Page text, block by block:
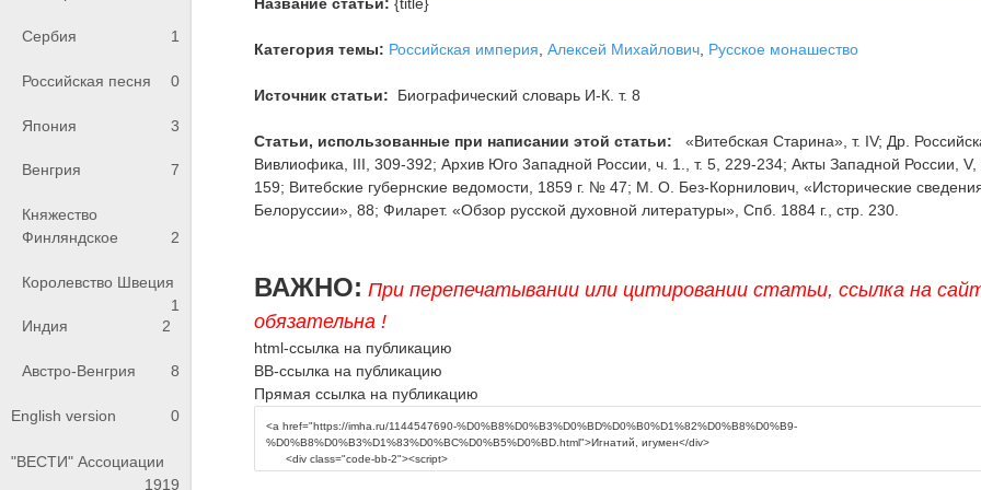
Сербия 1
Российская песня 0
Япония 3
Венгрия 7
Княжество
Финляндское
2
Королевство Швеция
1
Индия
2
Австро-Венгрия 8
English version 0
"ВЕСТИ" Ассоциации
1919
Категория темы: Российская империя ,Алексей Михайлович Русское монашество
Источник статьи: Биографический словарь И-К. т. 8
Статьи, использованные при написании этой статьи:
«Витебская Старина», т. IV; Др.
Вивлиофика, III, 309-392; Архив Юго 3ападной России, ч. 1., т. 5, 229-234; Акты Западной России,
159; Витебские губернские ведомости, 1859 г. № 47; М. О. Без-Корнилович, «Исторические
Белоруссии», 88; Филарет. «Обзор русской духовной литературы», Спб. 1884 г., стр. 230.
ВАЖНО: При перепечатывании или цитировании статьи, ссылка на
обязательна !
html-ссылка на публикацию
BB-ссылка на публикацию
Прямая ссылка на публикацию